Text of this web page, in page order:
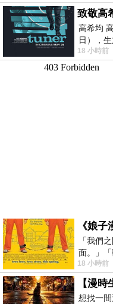
致敬高
高希均
日），
赴美深造
18 小時前
「我們
面。」
楚這種感
18 小時前
想找一